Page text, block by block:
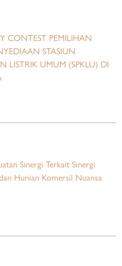
CONTEST PEMILIHAN
STASIUN
LISTRIK UMUM (SPKLU) DI
Sinergi Terkait Sinergi
Hunian Komersil Nuansa